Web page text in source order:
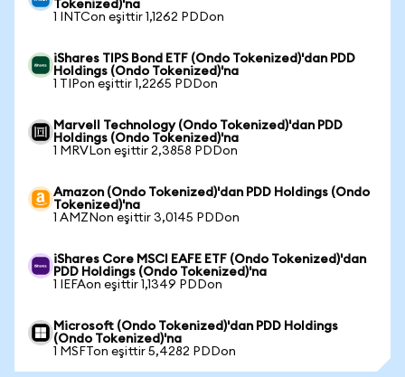
Tokenized)'na
1 INTCon eşittir 1,1262 PDDon
iShares TIPS Bond ETF (Ondo Tokenized)'dan PDD
Holdings (Ondo Tokenized)'na
1 TIPon eşittir 1,2265 PDDon
Marvell Technology (Ondo Tokenized)'dan PDD
Holdings (Ondo Tokenized)'na
1 MRVLon eşittir 2,3858 PDDon
Amazon (Ondo Tokenized)'dan PDD Holdings (Ondo
Tokenized)'na
1 AMZNon eşittir 3,0145 PDDon
iShares Core MSCI EAFE ETF (Ondo Tokenized)'dan
PDD Holdings (Ondo Tokenized)'na
1 IEFAon eşittir 1,1349 PDDon
Microsoft (Ondo Tokenized)'dan PDD Holdings
(Ondo Tokenized)'na
1 MSFTon eşittir 5,4282 PDDon